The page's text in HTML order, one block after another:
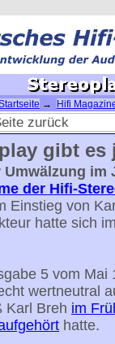
→ Hifi
zurück
gibt es
Umwälzung im
der Hifi-
Einstieg von
hatte sich
5 vom Mai
wertneutral
Karl Breh im
hatte.